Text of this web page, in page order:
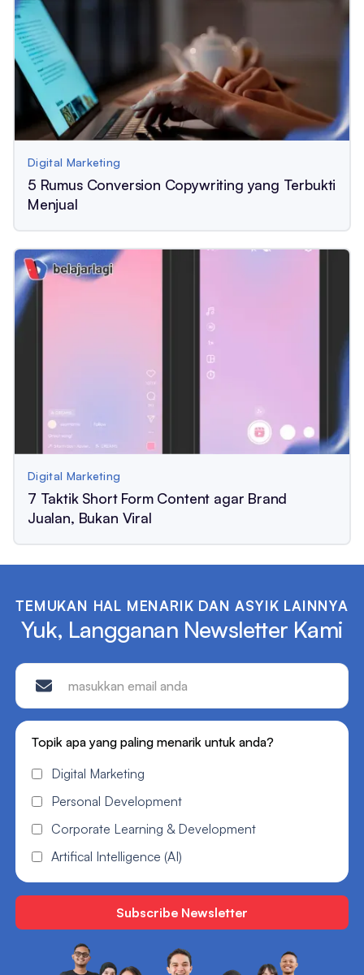
Digital Marketing
5 Rumus Conversion Copywriting yang Terbukti
Menjual
Digital Marketing
7 Taktik Short Form Content agar Brand
Jualan, Bukan Viral
TEMUKAN HAL MENARIK DAN ASYIK LAINNYA
Yuk, Langganan Newsletter Kami
Topik apa yang paling menarik untuk anda?
Digital Marketing
Personal Development
Corporate Learning & Development
Artifical Intelligence (AI)